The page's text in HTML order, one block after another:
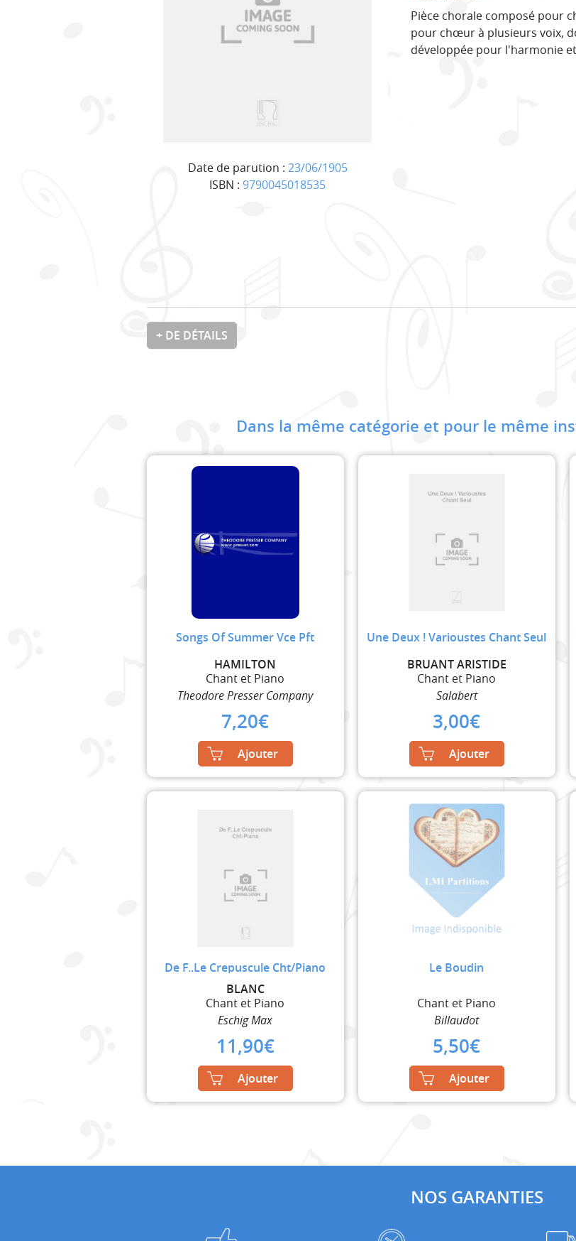
Date de parution : 23/06/1905
ISBN : 9790045018535
Pièce chorale composé pour
pour chœur à plusieurs voix,
développée pour l'harmonie
+ DE DÉTAILS
Dans la même catégorie et pour le même
Songs Of Summer Vce Pft
HAMILTON
Chant et Piano
Theodore Presser Company
7,20€
Ajouter
Une Deux ! Varioustes Chant Seul
BRUANT ARISTIDE
Chant et Piano
Salabert
3,00€
Ajouter
De F..Le Crepuscule Cht/Piano
BLANC
Chant et Piano
Eschig Max
11,90€
Ajouter
Le Boudin
Chant et Piano
Billaudot
5,50€
Ajouter
NOS GARANTIES